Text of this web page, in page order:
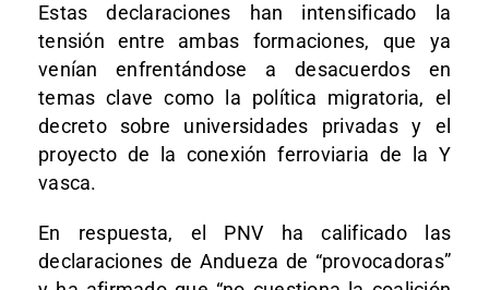
Estas declaraciones han intensificado la
tensión entre ambas formaciones, que ya
venían enfrentándose a desacuerdos en
temas clave como la política migratoria, el
decreto sobre universidades privadas y el
proyecto de la conexión ferroviaria de la Y
vasca.
En respuesta, el PNV ha calificado las
declaraciones de Andueza de “provocadoras”